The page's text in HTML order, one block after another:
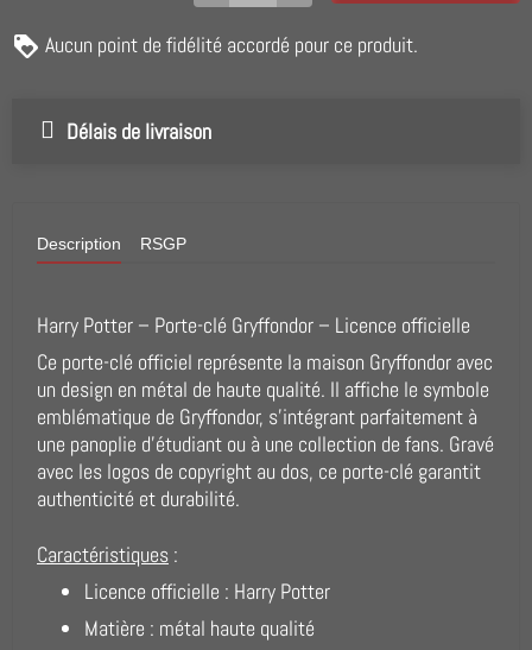
Aucun point de fidélité accordé pour ce produit.
Délais de livraison
Description RSGP
Harry Potter – Porte-clé Gryffondor – Licence officielle
Ce porte-clé officiel représente la maison Gryffondor avec
un design en métal de haute qualité. Il affiche le symbole
emblématique de Gryffondor, s’intégrant parfaitement à
une panoplie d’étudiant ou à une collection de fans. Gravé
avec les logos de copyright au dos, ce porte-clé garantit
authenticité et durabilité.
Caractéristiques :
Licence officielle : Harry Potter
Matière : métal haute qualité